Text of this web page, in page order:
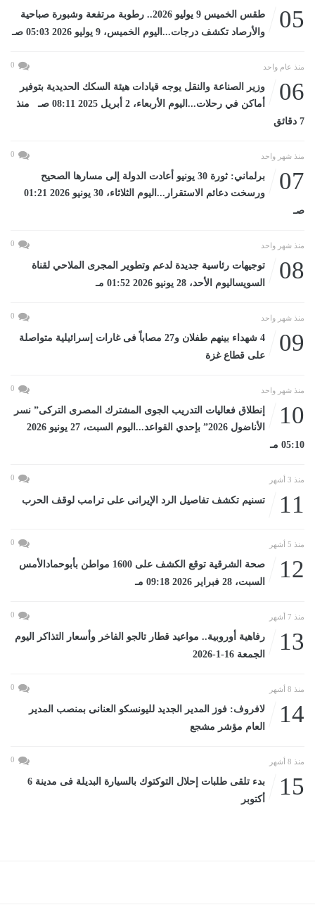
05
طقس الخميس 9 يوليو 2026.. رطوبة مرتفعة وشبورة صباحية
والأرصاد تكشف درجات...اليوم الخميس، 9 يوليو 2026 05:03 صـ
منذ عام واحد 0
06
وزير الصناعة والنقل يوجه قيادات هيئة السكك الحديدية بتوفير
أماكن في رحلات...اليوم الأربعاء، 2 أبريل 2025 08:11 صـ منذ
7 دقائق
منذ شهر واحد 0
07
برلماني: ثورة 30 يونيو أعادت الدولة إلى مسارها الصحيح
ورسخت دعائم الاستقرار...اليوم الثلاثاء، 30 يونيو 2026 01:21
صـ
منذ شهر واحد 0
08
توجيهات رئاسية جديدة لدعم وتطوير المجرى الملاحي لقناة
السويساليوم الأحد، 28 يونيو 2026 01:52 مـ
منذ شهر واحد 0
09
4 شهداء بينهم طفلان و27 مصاباً فى غارات إسرائيلية متواصلة
على قطاع غزة
منذ شهر واحد 0
10
إنطلاق فعاليات التدريب الجوى المشترك المصرى التركى” نسر
الأناضول 2026” بإحدي القواعد...اليوم السبت، 27 يونيو 2026
05:10 مـ
منذ 3 أشهر 0
11 تسنيم تكشف تفاصيل الرد الإيرانى على ترامب لوقف الحرب
منذ 5 أشهر 0
12
صحة الشرقية توقع الكشف على 1600 مواطن بأبوحمادالأمس
السبت، 28 فبراير 2026 09:18 مـ
منذ 7 أشهر 0
13
رفاهية أوروبية.. مواعيد قطار تالجو الفاخر وأسعار التذاكر اليوم
الجمعة 16-1-2026
منذ 8 أشهر 0
14
لافروف: فوز المدير الجديد لليونسكو العنانى بمنصب المدير
العام مؤشر مشجع
منذ 8 أشهر 0
15
بدء تلقى طلبات إحلال التوكتوك بالسيارة البديلة فى مدينة 6
أكتوبر